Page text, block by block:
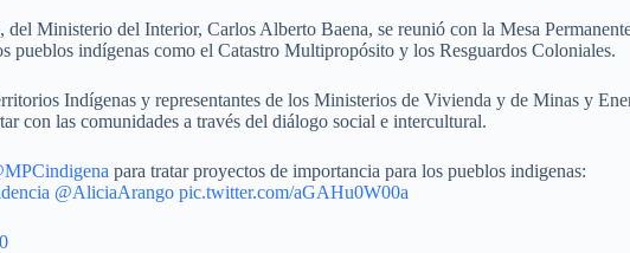
Ministerio del Interior, Carlos Alberto Baena, se reunió con la Mesa
pueblos indígenas como el Catastro Multipropósito y los Resguardos Coloniales.
Indígenas y representantes de los Ministerios de Vivienda y de Minas y
con las comunidades a través del diálogo social e intercultural.
para tratar proyectos de importancia para los pueblos indigenas:
@AliciaArango pic.twitter.com/aGAHu0W00a